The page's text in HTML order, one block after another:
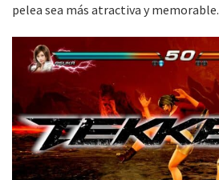
pelea sea más atractiva y memorable.